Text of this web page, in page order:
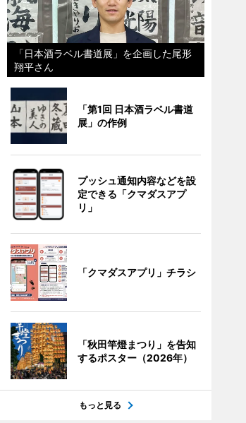
「日本酒ラベル書道展」を企画した尾形
翔平さん
「第1回 日本酒ラベル書道
展」の作例
プッシュ通知内容などを設
定できる「クマダスアプ
リ」
「クマダスアプリ」チラシ
「秋田竿燈まつり」を告知
するポスター（2026年）
もっと見る